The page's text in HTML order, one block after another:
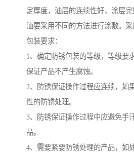
定厚度，油层的连续性好，涂层
油要采用不同的方法进行涂敷。
包装要求：
1、确定防锈包装的等级，等级要
保证产品不产生腐蚀。
2、防锈保证操作过程应连续，如
性的防锈处理。
3、防锈保证操作过程中应避免手
品。
4、需要紧要防锈处理的产品，如